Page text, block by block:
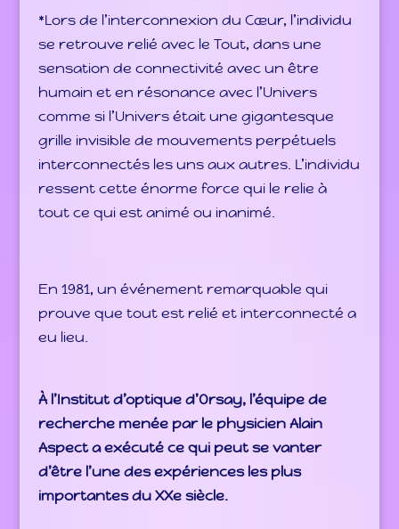
*Lors de l’interconnexion du Cœur, l’individu
se retrouve relié avec le Tout, dans une
sensation de connectivité avec un être
humain et en résonance avec l’Univers
comme si l’Univers était une gigantesque
grille invisible de mouvements perpétuels
interconnectés les uns aux autres. L’individu
ressent cette énorme force qui le relie à
tout ce qui est animé ou inanimé.
En 1981, un événement remarquable qui
prouve que tout est relié et interconnecté a
eu lieu.
À l’Institut d’optique d’Orsay, l’équipe de
recherche menée par le physicien Alain
Aspect a exécuté ce qui peut se vanter
d’être l’une des expériences les plus
importantes du XXe siècle.